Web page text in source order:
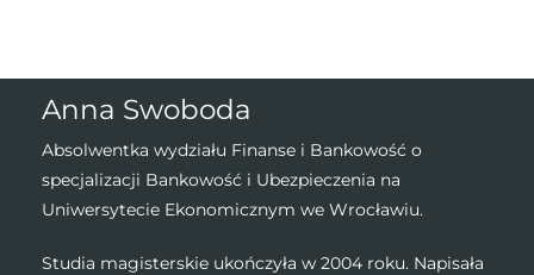
Anna Swoboda
Absolwentka wydziału Finanse i Bankowość o
specjalizacji Bankowość i Ubezpieczenia na
Uniwersytecie Ekonomicznym we Wrocławiu.
Studia magisterskie ukończyła w 2004 roku. Napisała